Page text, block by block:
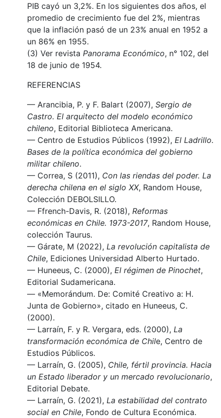
PIB cayó un 3,2%. En los siguientes dos años, el
promedio de crecimiento fue del 2%, mientras
que la inflación pasó de un 23% anual en 1952 a
un 86% en 1955.
(3) Ver revista Panorama Económico, n° 102, del
18 de junio de 1954.
REFERENCIAS
— Arancibia, P. y F. Balart (2007), Sergio de
Castro. El arquitecto del modelo económico
chileno, Editorial Biblioteca Americana.
— Centro de Estudios Públicos (1992), El Ladrillo.
Bases de la política económica del gobierno
militar chileno.
— Correa, S (2011), Con las riendas del poder. La
derecha chilena en el siglo XX, Random House,
Colección DEBOLSILLO.
— Ffrench-Davis, R. (2018), Reformas
económicas en Chile. 1973-2017, Random House,
colección Taurus.
— Gárate, M (2022), La revolución capitalista de
Chile, Ediciones Universidad Alberto Hurtado.
— Huneeus, C. (2000), El régimen de Pinochet,
Editorial Sudamericana.
— «Memorándum. De: Comité Creativo a: H.
Junta de Gobierno», citado en Huneeus, C.
(2000).
— Larraín, F. y R. Vergara, eds. (2000), La
transformación económica de Chile, Centro de
Estudios Públicos.
— Larraín, G. (2005), Chile, fértil provincia. Hacia
un Estado liberador y un mercado revolucionario,
Editorial Debate.
— Larraín, G. (2021), La estabilidad del contrato
social en Chile, Fondo de Cultura Económica.